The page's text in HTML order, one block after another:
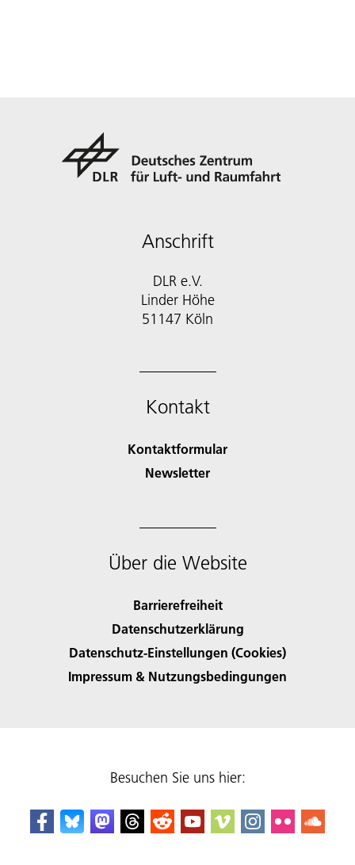
Anschrift
DLR e.V.
Linder Höhe
51147 Köln
Kontakt
Kontaktformular
Newsletter
Über die Website
Barrierefreiheit
Datenschutzerklärung
Datenschutz-Einstellungen (Cookies)
Impressum & Nutzungsbedingungen
Besuchen Sie uns hier: